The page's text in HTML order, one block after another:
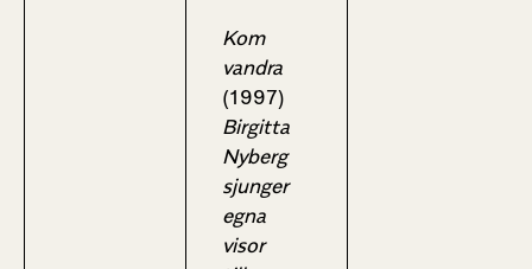
Kom
vandra
(1997)
Birgitta
Nyberg
sjunger
egna
visor